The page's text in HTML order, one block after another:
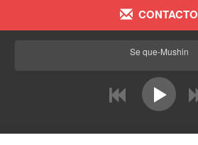
CONTACTO
Se que-Mushin
prev